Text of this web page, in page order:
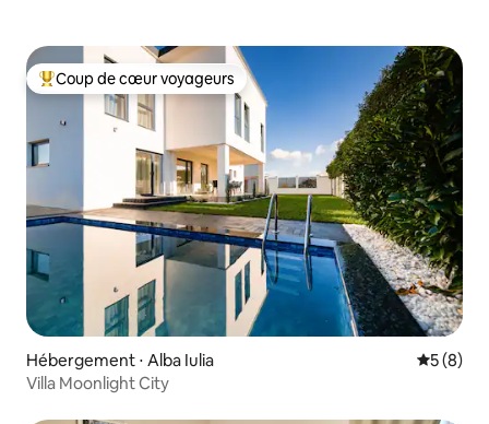
Coups de cœur voyageurs les plus appréciés
Coup de cœur voyageurs
Hébergement ⋅ Alba Iulia
5 (8)
Villa Moonlight City